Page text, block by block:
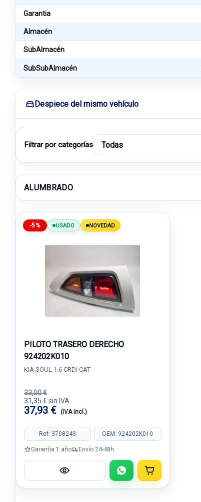
Garantia
Almacén
SubAlmacén
SubSubAlmacén
Despiece del mismo vehículo
Filtrar por categorías
ALUMBRADO
-5% USADO NOVEDAD
PILOTO TRASERO DERECHO
924202K010
KIA SOUL 1.6 CRDI CAT
33,00 €
31,35 € sin IVA.
37,93 € (IVA incl.)
Ref: 3708243 OEM: 924202K010
Garantía 1 año Envío 24-48h